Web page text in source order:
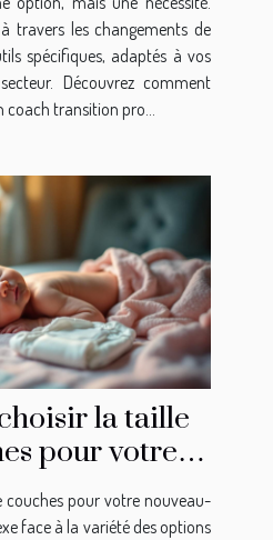
travers les changements de
spécifiques, adaptés à vos
Découvrez comment
transition pro...
la taille
pour votre
né?
couches pour votre nouveau-
face à la variété des options